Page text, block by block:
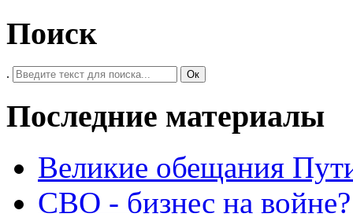
Поиск
. Ок
Последние материалы
Великие обещания
СВО - бизнес на войне?